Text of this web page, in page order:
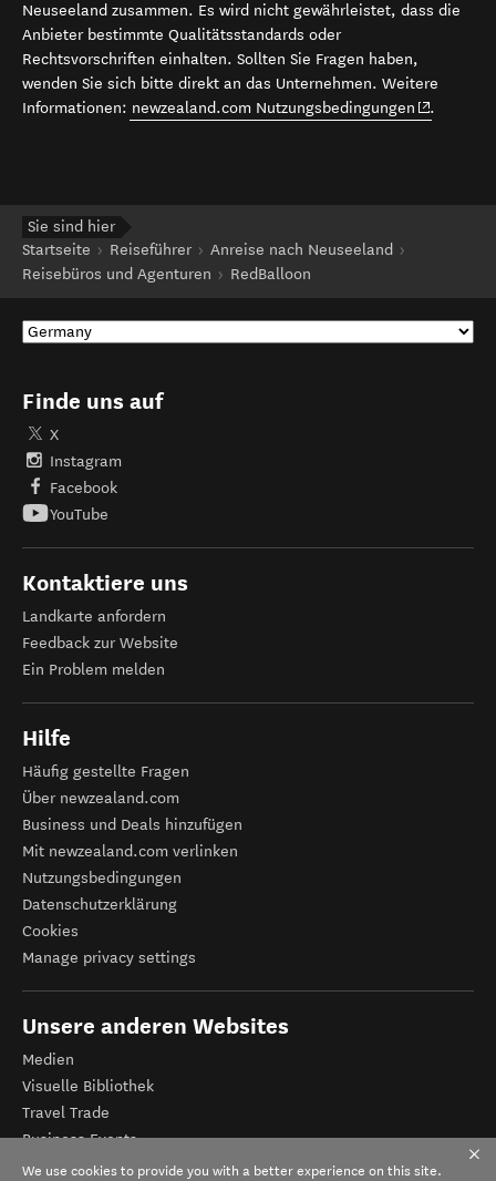
Neuseeland zusammen. Es wird nicht gewährleistet, dass die
Anbieter bestimmte Qualitätsstandards oder
Rechtsvorschriften einhalten. Sollten Sie Fragen haben,
wenden Sie sich bitte direkt an das Unternehmen. Weitere
Informationen: newzealand.com Nutzungsbedingungen (opens in
.
Sie sind hier
Startseite
Reiseführer
Anreise nach Neuseeland
Reisebüros und Agenturen
RedBalloon
Finde uns auf
X
Instagram
Facebook
YouTube
Kontaktiere uns
Landkarte anfordern
Feedback zur Website
Ein Problem melden
Hilfe
Häufig gestellte Fragen
Über newzealand.com
Business und Deals hinzufügen
Mit newzealand.com verlinken
Nutzungsbedingungen
Datenschutzerklärung
Cookies
Manage privacy settings
Unsere anderen Websites
Medien
Visuelle Bibliothek
Travel Trade
Business Events
Tourismus Neuseeland
We use cookies to provide you with a better experience on this site.